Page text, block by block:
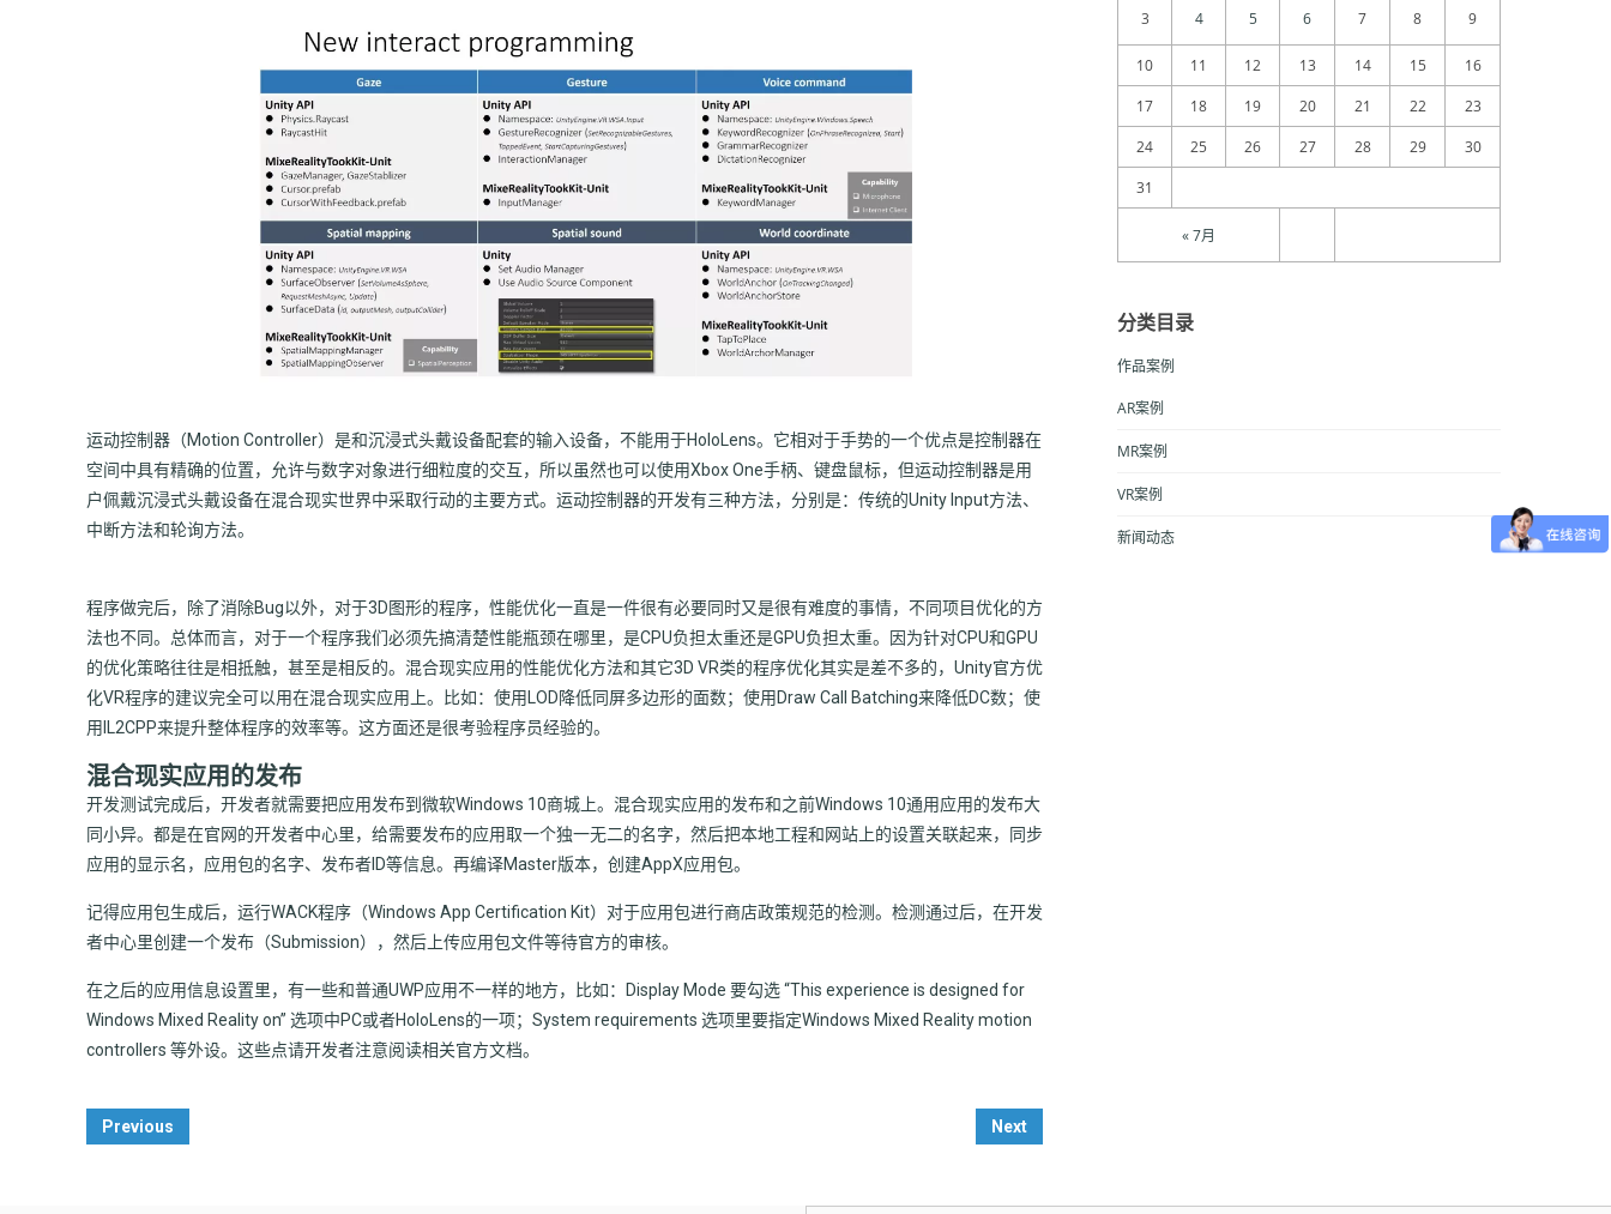
运动控制器（Motion Controller）是和沉浸式头戴设备配套的输入设备，不能用于HoloLens。它相对于手势的一个优点是控制器在
空间中具有精确的位置，允许与数字对象进行细粒度的交互，所以虽然也可以使用Xbox One手柄、键盘鼠标，但运动控制器是用
户佩戴沉浸式头戴设备在混合现实世界中采取行动的主要方式。运动控制器的开发有三种方法，分别是：传统的Unity Input方法、
中断方法和轮询方法。
程序做完后，除了消除Bug以外，对于3D图形的程序，性能优化一直是一件很有必要同时又是很有难度的事情，不同项目优化的方
法也不同。总体而言，对于一个程序我们必须先搞清楚性能瓶颈在哪里，是CPU负担太重还是GPU负担太重。因为针对CPU和GPU
的优化策略往往是相抵触，甚至是相反的。混合现实应用的性能优化方法和其它3D VR类的程序优化其实是差不多的，Unity官方优
化VR程序的建议完全可以用在混合现实应用上。比如：使用LOD降低同屏多边形的面数；使用Draw Call Batching来降低DC数；使
用IL2CPP来提升整体程序的效率等。这方面还是很考验程序员经验的。
混合现实应用的发布
开发测试完成后，开发者就需要把应用发布到微软Windows 10商城上。混合现实应用的发布和之前Windows 10通用应用的发布大
同小异。都是在官网的开发者中心里，给需要发布的应用取一个独一无二的名字，然后把本地工程和网站上的设置关联起来，同步
应用的显示名，应用包的名字、发布者ID等信息。再编译Master版本，创建AppX应用包。
记得应用包生成后，运行WACK程序（Windows App Certification Kit）对于应用包进行商店政策规范的检测。检测通过后，在开发
者中心里创建一个发布（Submission），然后上传应用包文件等待官方的审核。
在之后的应用信息设置里，有一些和普通UWP应用不一样的地方，比如：Display Mode 要勾选 “This experience is designed for
Windows Mixed Reality on” 选项中PC或者HoloLens的一项；System requirements 选项里要指定Windows Mixed Reality motion
controllers 等外设。这些点请开发者注意阅读相关官方文档。
Post
Navigation
Previous Next
« 7月
3 4 5 6 7 8 9
10 11 12 13 14 15
16
17
18 19 20 21 22
23
24
25 26 27 28 29
30
31
分类目录
作品案例
AR案例
MR案例
VR案例
新闻动态